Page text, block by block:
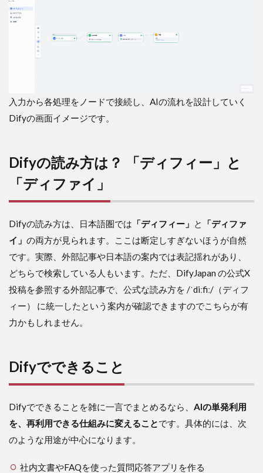
こ
Knowledge
Workflow
の違い
Dify
と
ChatGPT
理すると
すいか
7
Dify
が向
いる
人・
8
よ
あ
る
解
9
入力から各処理をノードで接続し、AIの流れを設計していく
Difyの画面イメージです。
Difyの読み方は？ 「ディフィー」と
「ディファイ」
Difyの読み方は、日本語圏では 「ディフィー」 と
「ディファ
イ」 の両方が見られます。ここは断定しすぎないほうが自然
です。実際、外部記事や日本語の案内では表記揺れがあり、
どちらで検索している人もいます。ただ、DifyJapan の公式X
投稿を参照する外部記事で、公式な読み方を /ˈdiːfiː/（ディフ
ィー） に統一したという案内が確認できますのでこちらが有
力かもしれません。
Difyでできること
Difyでできることを雑に一言でまとめるなら、 AIの単発利用
を、再利用できる仕組みに変えることです。具体的には、次
のような用途が中心になります。
社内文書やFAQを使った質問応答アプリを作る